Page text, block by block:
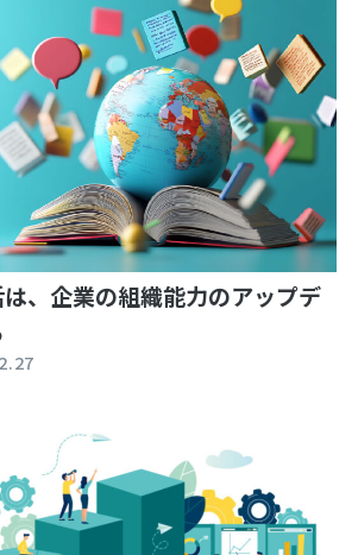
、企業の組織能力のアップデ